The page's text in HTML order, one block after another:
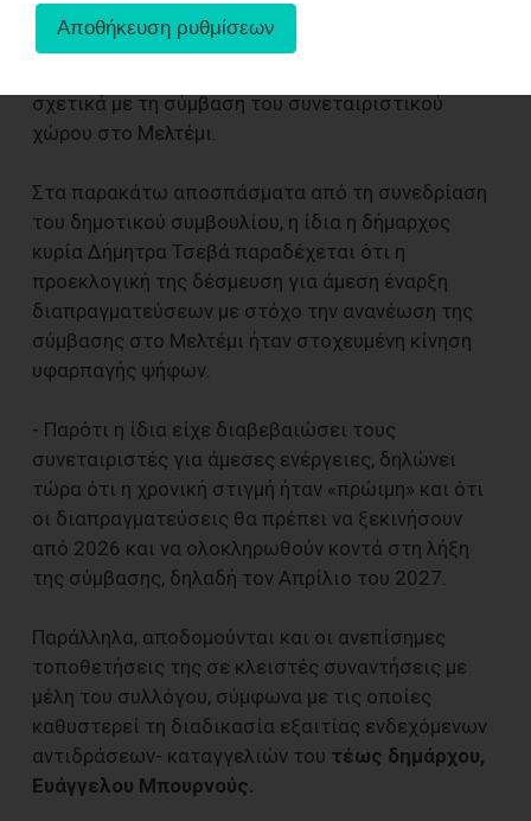
ειλικρίνεια απέναντι στους πολίτες, φέρνει στο
φως στοιχεία που αποκαλύπτουν τις
σχετικά με τη σύμβαση του συνεταιριστικού
χώρου στο Μελτέμι.
Στα παρακάτω αποσπάσματα από τη συνεδρίαση
του δημοτικού συμβουλίου, η ίδια η δήμαρχος
κυρία Δήμητρα Τσεβά παραδέχεται ότι η
προεκλογική της δέσμευση για άμεση έναρξη
διαπραγματεύσεων με στόχο την ανανέωση της
σύμβασης στο Μελτέμι ήταν στοχευμένη κίνηση
υφαρπαγής ψήφων.
- Παρότι η ίδια είχε διαβεβαιώσει τους
συνεταιριστές για άμεσες ενέργειες, δηλώνει
τώρα ότι η χρονική στιγμή ήταν «πρώιμη» και ότι
οι διαπραγματεύσεις θα πρέπει να ξεκινήσουν
από 2026 και να ολοκληρωθούν κοντά στη λήξη
της σύμβασης, δηλαδή τον Απρίλιο του 2027.
Παράλληλα, αποδομούνται και οι ανεπίσημες
τοποθετήσεις της σε κλειστές συναντήσεις με
μέλη του συλλόγου, σύμφωνα με τις οποίες
καθυστερεί τη διαδικασία εξαιτίας ενδεχόμενων
αντιδράσεων- καταγγελιών του τέως δημάρχου,
Ευάγγελου Μπουρνούς.